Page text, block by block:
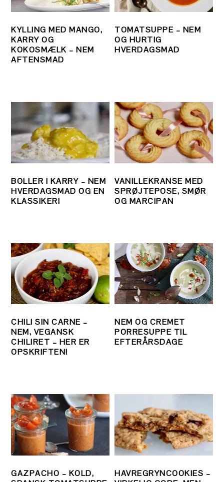
KYLLING MED MANGO,
KARRY OG
KOKOSMÆLK – NEM
AFTENSMAD
TOMATSUPPE – NEM
OG HURTIG
HVERDAGSMAD
BOLLER I KARRY – NEM
HVERDAGSMAD OG EN
KLASSIKER!
VANILLEKRANSE MED
SPRØJTEPOSE, SMØR
OG MARCIPAN
CHILI SIN CARNE –
NEM, VEGANSK
CHILIRET – HER ER
OPSKRIFTEN!
NEM OG CREMET
PORRESUPPE TIL
EFTERÅRSDAGE
GAZPACHO – KOLD,
HAVREGRYNCOOKIES –